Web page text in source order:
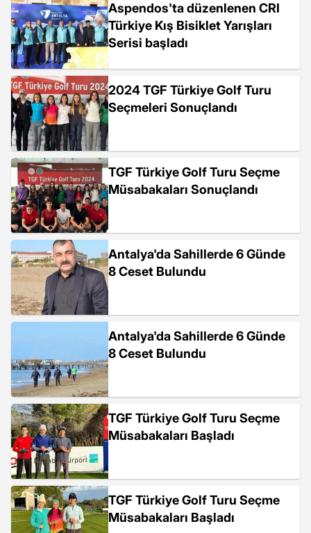
Aspendos'ta düzenlenen CRI
Türkiye Kış Bisiklet Yarışları
Serisi başladı
2024 TGF Türkiye Golf Turu
Seçmeleri Sonuçlandı
TGF Türkiye Golf Turu Seçme
Müsabakaları Sonuçlandı
Antalya'da Sahillerde 6 Günde
8 Ceset Bulundu
Antalya'da Sahillerde 6 Günde
8 Ceset Bulundu
TGF Türkiye Golf Turu Seçme
Müsabakaları Başladı
TGF Türkiye Golf Turu Seçme
Müsabakaları Başladı